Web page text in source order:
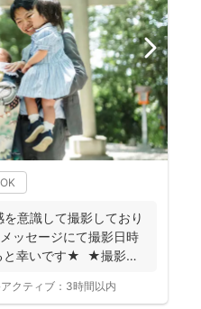
意識して撮影しており
ッセージにて撮影日時
と幸いです★ ★撮影に
クティブ： 3時間以内